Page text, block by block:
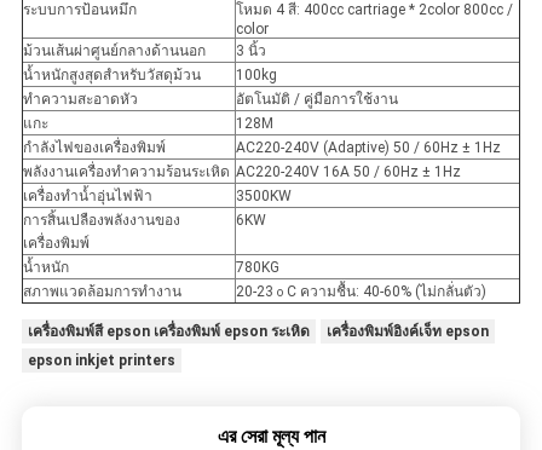
ระบบการป้อนหมึก
โหมด 4 สี: 400cc cartriage * 2color 800cc /
color
ม้วนเส้นผ่าศูนย์กลางด้านนอก
3 นิ้ว
น้ำหนักสูงสุดสำหรับวัสดุม้วน
100kg
ทำความสะอาดหัว
อัตโนมัติ / คู่มือการใช้งาน
แกะ
128M
กำลังไฟของเครื่องพิมพ์
AC220-240V (Adaptive) 50 / 60Hz ± 1Hz
พลังงานเครื่องทำความร้อนระเหิด AC220-240V 16A 50 / 60Hz ± 1Hz
เครื่องทำน้ำอุ่นไฟฟ้า
3500KW
การสิ้นเปลืองพลังงานของ
เครื่องพิมพ์
6KW
น้ำหนัก
780KG
สภาพแวดล้อมการทำงาน
20-23 oC ความชื้น: 40-60% (ไม่กลั่นตัว)
เครื่องพิมพ์สี epson เครื่องพิมพ์ epson ระเหิด
เครื่องพิมพ์อิงค์เจ็ท epson
epson inkjet printers
এর সেরা মূল্য পান